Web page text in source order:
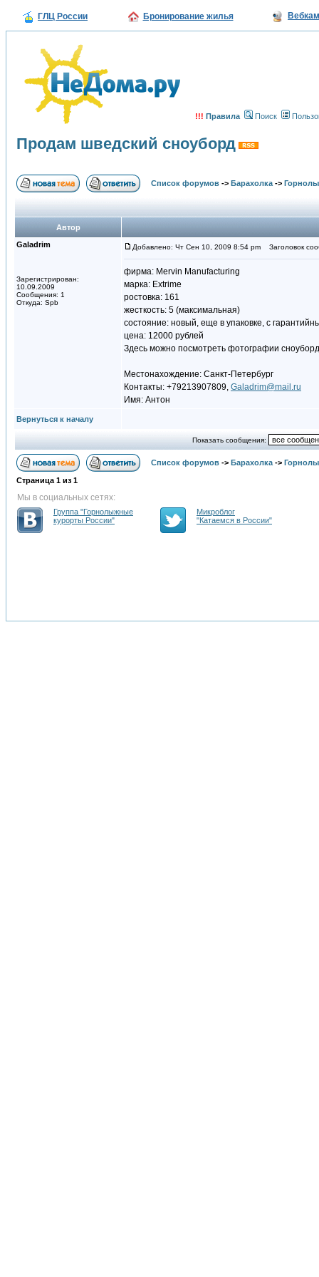
ГЛЦ России Бронирование жилья
!!! Правила Поиск
Продам шведский сноуборд
Список форумов -> Барахолка ->
Автор
Galadrim
Зарегистрирован:
10.09.2009
Сообщения: 1
Откуда: Spb
Добавлено: Чт Сен 10, 2009 8:54 pm Заголовок
фирма: Mervin Manufacturing
марка: Extrime
ростовка: 161
жесткость: 5 (максимальная)
состояние: новый, еще в упаковке, с
цена: 12000 рублей
Здесь можно посмотреть фотографии
Местонахождение: Санкт-Петербург
Контакты: +79213907809, Galadrim@mail.ru
Имя: Антон
Вернуться к началу
Показать сообщения:
Список форумов -> Барахолка ->
Страница 1 из 1
Мы в социальных сетях:
Группа "Горнолыжные
курорты России"
Микроблог
"Катаемся в России"